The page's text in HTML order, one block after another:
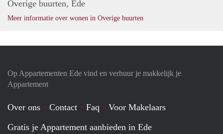
Overige buurten, Ede
Meer informatie over wonen in Overige buurten
Op Appartementen Ede vind en verhuur je makkelijk je
Appartement
Over ons Contact Faq
Voor Makelaars
Gratis je Appartement aanbieden in Ede